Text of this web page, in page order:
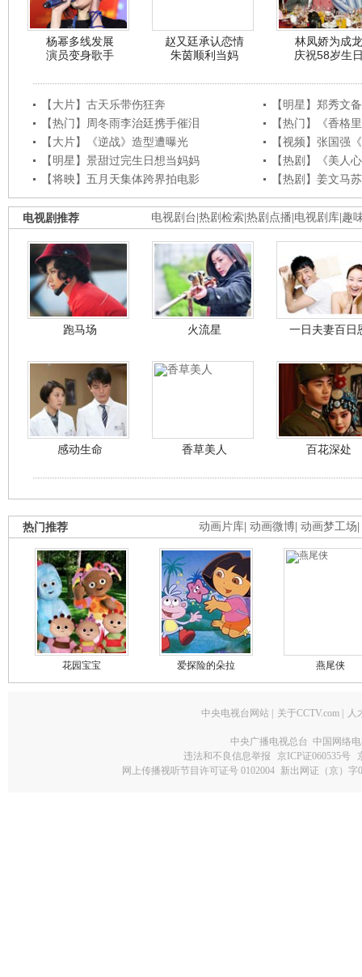
杨幂多线发展
演员变身歌手
赵又廷承认恋情
朱茵顺利当妈
林凤娇为成龙
庆祝58岁生
【大片】古天乐带伤狂奔
【明星】郑秀文
【热门】周冬雨李治廷携手催泪
【热门】《香格
【大片】《逆战》造型遭曝光
【视频】张国强
【明星】景甜过完生日想当妈妈
【热剧】《美人
【将映】五月天集体跨界拍电影
【热剧】姜文马
电视剧台 热剧检索 热剧点播 电视剧库 趣
电视剧推荐
跑马场 火流星 一日夫妻百日
感动生命 香草美人 百花深处
动画片库 动画微博 动画梦工场
热门推荐
花园宝宝 爱探险的朵拉 燕尾侠
中央电视台网站 关于CCTV.com 人
中央广播电视总台 中国网络
违法和不良信息举报
京ICP证060535号
网上传播视听节目许可证号 0102004 新出网证（京）